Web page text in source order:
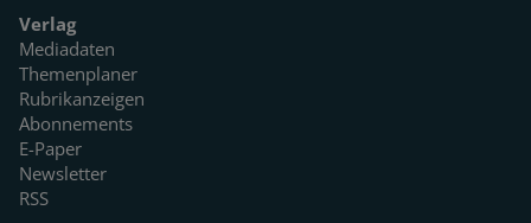
Verlag
Mediadaten
Themenplaner
Rubrikanzeigen
Abonnements
E-Paper
Newsletter
RSS